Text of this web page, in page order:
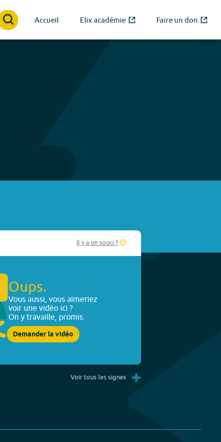
Accueil Elix académie Faire un don
Il y a un souci ?
Oups.
Vous aussi, vous aimeriez
voir une vidéo ici ?
On y travaille, promis.
Demander la vidéo
Voir tous les signes +